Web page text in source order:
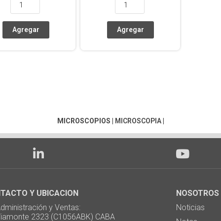
MICROSCOPIOS MICROSCOPIA|
Y UBICACION
y Ventas:
2323 (C1056ABK) CABA
NOSOTROS
Noticias